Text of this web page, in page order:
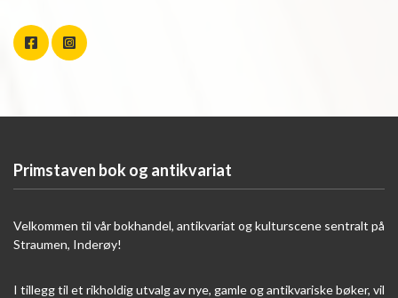
Primstaven bok og antikvariat
Velkommen til vår bokhandel, antikvariat og kulturscene sentralt på
Straumen, Inderøy!
I tillegg til et rikholdig utvalg av nye, gamle og antikvariske bøker, vil